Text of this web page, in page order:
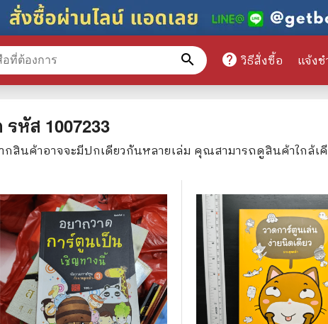
รหัส 1007233
กสินค้าอาจจะมีปกเดียวกันหลายเล่ม คุณสามารถดูสินค้าใกล้
search help วิธีสั่งซื้อ แจ้งช
ฎหมาย
ภาษาศาสตร์
การแพทย์
คู่มือเตรียมสอบราชการ
หนังสือเรียน
📕 นิตยสาร
📺 เรื่องย่อละครโทรทัศน์
นิตยสารดารารุ่นเก่า
แฟนคลับดารา
เรื่องย่อซีรี่ย์ต่างประเทศ
🌍 ทั่วไปและวาไรตี้